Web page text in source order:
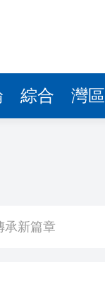
綜合 灣區
936億
山豈能妄想輕判